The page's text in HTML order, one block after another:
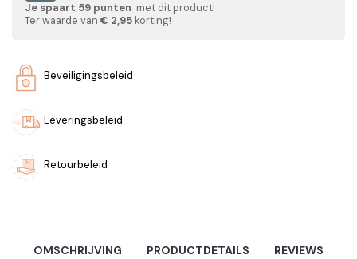
Je spaart 59 punten met dit product!
Ter waarde van € 2,95 korting!
Beveiligingsbeleid
Leveringsbeleid
Retourbeleid
OMSCHRIJVING PRODUCTDETAILS REVIEWS